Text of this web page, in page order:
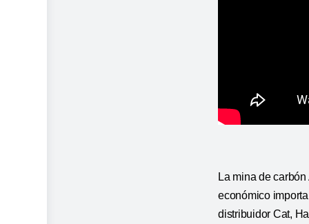
La mina de
económico
distribuidor Cat,